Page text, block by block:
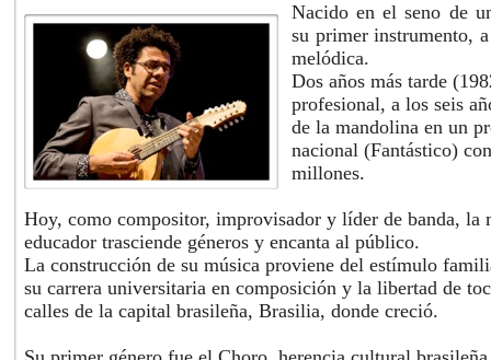
Nacido en el seno de
su primer instrumento,
melódica.
Dos años más tarde
profesional, a los seis
de la mandolina en un
nacional (Fantástico)
millones.
Hoy, como compositor, improvisador y líder de banda, la
educador trasciende géneros y encanta al público.
La construcción de su música proviene del estímulo
su carrera universitaria en composición y la libertad de
calles de la capital brasileña, Brasilia, donde creció.